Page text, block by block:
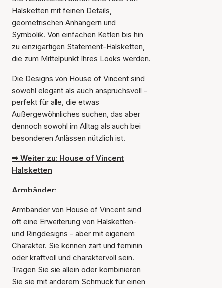
Halsketten mit feinen Details,
geometrischen Anhängern und
Symbolik. Von einfachen Ketten bis hin
zu einzigartigen Statement-Halsketten,
die zum Mittelpunkt Ihres Looks werden.
Die Designs von House of Vincent sind
sowohl elegant als auch anspruchsvoll -
perfekt für alle, die etwas
Außergewöhnliches suchen, das aber
dennoch sowohl im Alltag als auch bei
besonderen Anlässen nützlich ist.
➡ Weiter zu: House of Vincent
Halsketten
Armbänder:
Armbänder von House of Vincent sind
oft eine Erweiterung von Halsketten-
und Ringdesigns - aber mit eigenem
Charakter. Sie können zart und feminin
oder kraftvoll und charaktervoll sein.
Tragen Sie sie allein oder kombinieren
Sie sie mit anderem Schmuck für einen